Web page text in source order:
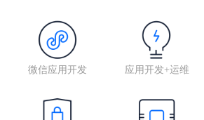
微信应用开发 应用开发+运维